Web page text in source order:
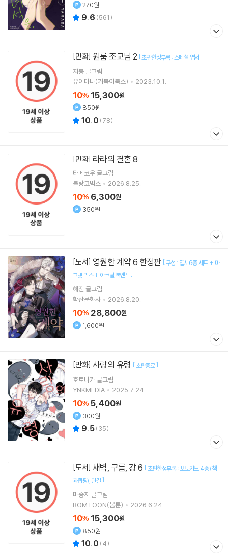
270원
9.6 (561)
[만화] 원룸 조교님 2 [초판한정부록 : 스페셜 엽서 ]
지붕글그림
유어마나(거북이북스)
2023.10.1.
10% 15,300원
850원
10.0 (78)
[만화] 라라의 결혼 8
타메코우글그림
블랑코믹스
2026.8.25.
10% 6,300원
350원
[도서] 영원한 계약 6 한정판 [구성 : 엽서6종 세트 + 마
그넷 박스 + 아크릴 북엔드]
해진 글그림
학산문화사
2026.8.20.
10% 28,800원
1,600원
[만화] 사랑의 유령 [초판종료]
호토나카글그림
YNKMEDIA
2025.7.24.
10% 5,400원
300원
9.5(35)
[도서] 새벽, 구름, 강 6 [초판한정부록 : 포토카드 4종 (책
과랩핑) 완결 ]
마증지 글그림
BOMTOON(봄툰)
2026.6.24.
10% 15,300원
850원
10.0 (4)